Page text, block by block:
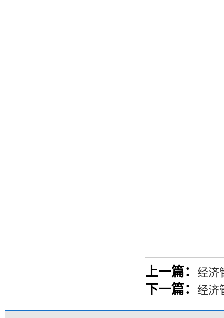
上一篇： 经济
下一篇： 经济